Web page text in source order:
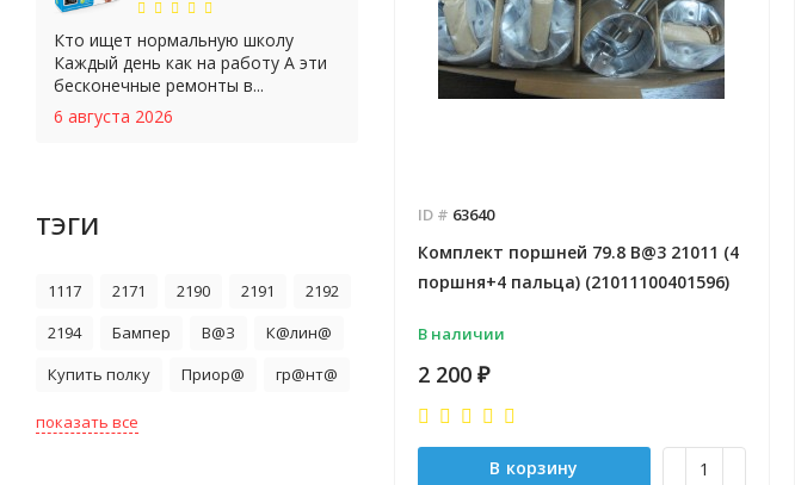
Кто ищет нормальную школу
Каждый день как на работу А эти
бесконечные ремонты в...
6 августа 2026
ТЭГИ
1117 2171 2190 2191
2192
2194
Бампер В@З
К@лин@
Купить полку
Приор@ гр@нт@
показать все
ID # 63640
Комплект поршней 79.8 B@3 21011 (4
поршня+4 пальца) (21011100401596)
В наличии
2 200 ₽
В корзину